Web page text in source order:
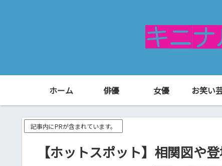
ホーム 俳優 女優 お笑い
記事内にPRが含まれています。
【ホットスポット】相関図や